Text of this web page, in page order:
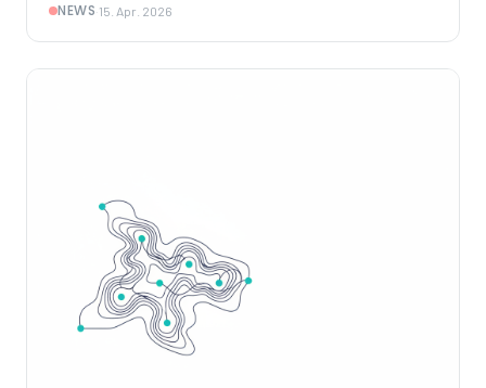
analysieren Architektur, Praxisbeispiele und strategische
Implikationen für Unternehmen.
NEWS·15. Apr. 2026